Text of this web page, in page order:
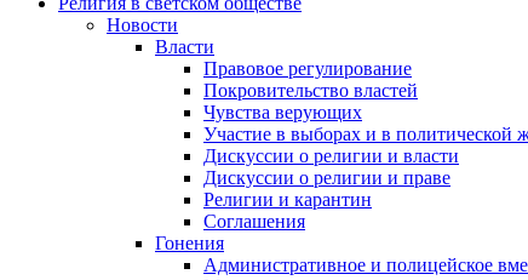
Новости
Власти
Правовое регулирование
Покровительство властей
Чувства верующих
Участие в выборах и в политической
Дискуссии о религии и власти
Дискуссии о религии и праве
Религии и карантин
Соглашения
Гонения
Административное и полицейское